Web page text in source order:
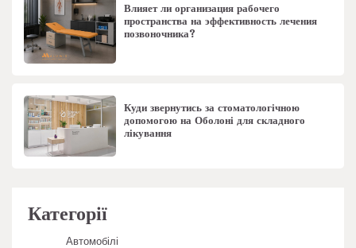
Влияет ли организация рабочего
пространства на эффективность лечения
позвоночника?
Куди звернутись за стоматологічною
допомогою на Оболоні для складного
лікування
Категорії
Автомобілі